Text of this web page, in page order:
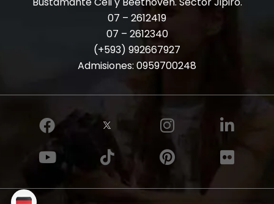
07 – 2612419
07 – 2612340
(+593) 992667927
Admisiones: 0959700248